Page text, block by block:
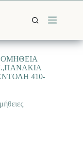
410-